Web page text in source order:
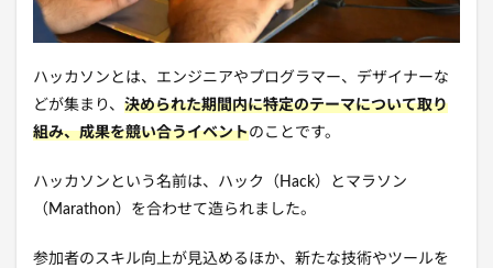
ハッカソンとは、エンジニアやプログラマー、デザイナーな
どが集まり、 決められた期間内に特定のテーマについて取り
組み、成果を競い合うイベントのことです。
ハッカソンという名前は、ハック（Hack）とマラソン
（ Marathon ）を合わせて造られました。
参加者のスキル向上が見込めるほか、新たな技術やツールを